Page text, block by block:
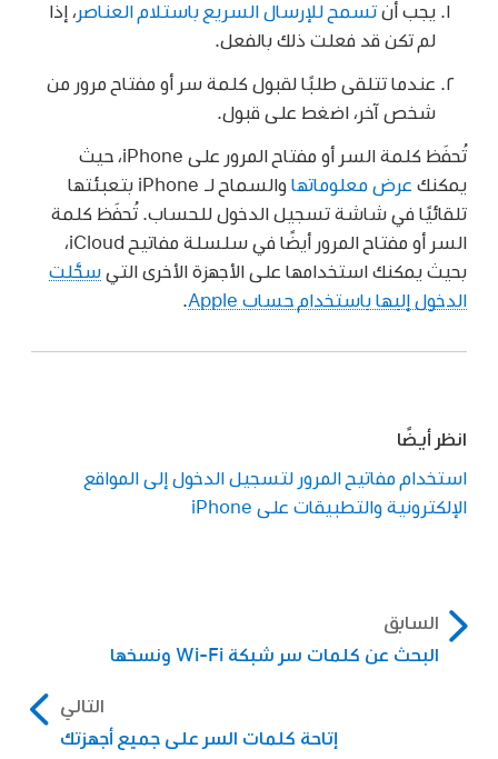
يجب أنتسمح للإرسال السريع باستلام العناصر، إذا
لم تكن قد فعلت ذلك بالفعل.
عندما تتلقى طلبًا لقبول كلمة سر أو مفتاح مرور من
شخص آخر، اضغط على قبول.
تُحفَظ كلمة السر أو مفتاح المرور على iPhone، حيث
يمكنك عرض معلوماتها
والسماح لـ iPhone بتعبئتها
تلقائيًا في شاشة تسجيل الدخول للحساب. تُحفَظ كلمة
السر أو مفتاح المرور أيضًا في سلسلة مفاتيح iCloud،
بحيث يمكنك استخدامها على الأجهزة الأخرى التي سجَّلت
الدخول إليها باستخدام حساب Apple
انظر أيضًا
استخدام مفاتيح المرور لتسجيل الدخول إلى المواقع
الإلكترونية والتطبيقات على iPhone
السابق
البحث عن كلمات سر شبكة Wi-Fi ونسخها
التالي
إتاحة كلمات السر على جميع أجهزتك